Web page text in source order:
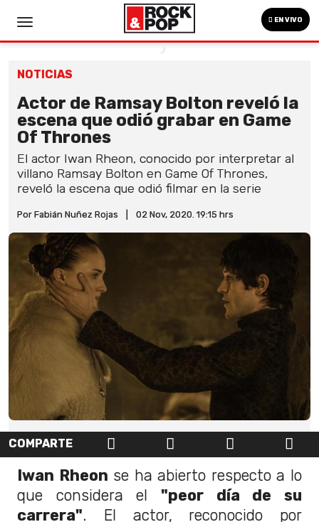
EN VIVO
NOTICIAS
Actor de Ramsay Bolton reveló la
escena que odió grabar en Game
Of Thrones
El actor Iwan Rheon, conocido por interpretar al
villano Ramsay Bolton en Game Of Thrones,
reveló la escena que odió filmar en la serie
Por Fabián Nuñez Rojas 02 Nov, 2020. 19:15 hrs
COMPARTE
Iwan Rheon se ha abierto respecto a lo
que considera el "peor día de su
carrera". El actor, reconocido por